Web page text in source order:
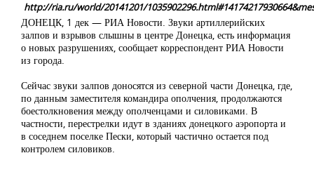
http://ria.ru/world/20141201/
ДОНЕЦК, 1 дек — РИА Новости. Звуки артиллерийских
залпов и взрывов слышны в центре Донецка, есть информация
о новых разрушениях, сообщает корреспондент РИА Новости
из города.
Сейчас звуки залпов доносятся из северной части Донецка, где,
по данным заместителя командира ополчения, продолжаются
боестолкновения между ополченцами и силовиками. В
частности, перестрелки идут в зданиях донецкого аэропорта и
в соседнем поселке Пески, который частично остается под
контролем силовиков.